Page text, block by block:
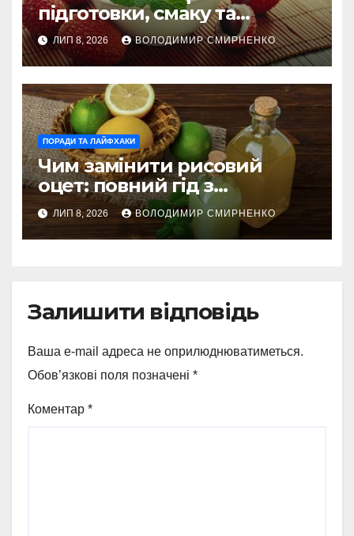
підготовки, смаку та
корисного вживання
ЛИП 8, 2026 ВОЛОДИМИР СМИРНЕНКО
ПОРАДИ ТА ЛАЙФХАКИ
Чим замінити рисовий
оцет: повний гід з
альтернативами
ЛИП 8, 2026 ВОЛОДИМИР СМИРНЕНКО
Залишити відповідь
Ваша e-mail адреса не оприлюднюватиметься.
Обов’язкові поля позначені *
Коментар *